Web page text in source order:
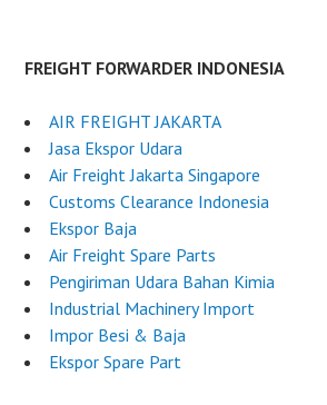
FREIGHT FORWARDER INDONESIA
AIR FREIGHT JAKARTA
Jasa Ekspor Udara
Air Freight Jakarta Singapore
Customs Clearance Indonesia
Ekspor Baja
Air Freight Spare Parts
Pengiriman Udara Bahan Kimia
Industrial Machinery Import
Impor Besi & Baja
Ekspor Spare Part